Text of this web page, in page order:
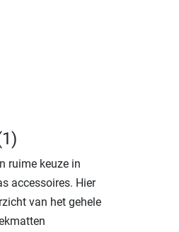
ruime keuze in
accessoires. Hier
van het gehele